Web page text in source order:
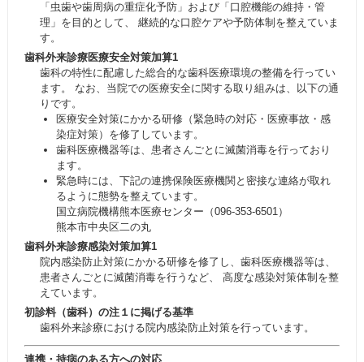
「虫歯や歯周病の重症化予防」および「口腔機能の維持・管
理」を目的として、 継続的な口腔ケアや予防体制を整えていま
す。
歯科外来診療医療安全対策加算1
歯科の特性に配慮した総合的な歯科医療環境の整備を行ってい
ます。 なお、当院での医療安全に関する取り組みは、以下の通
りです。
医療安全対策にかかる研修（緊急時の対応・医療事故・感
染症対策）を修了しています。
歯科医療機器等は、患者さんごとに滅菌消毒を行っており
ます。
緊急時には、下記の連携保険医療機関と密接な連絡が取れ
るように態勢を整えています。
国立病院機構熊本医療センター（096-353-6501）
熊本市中央区二の丸
歯科外来診療感染対策加算1
院内感染防止対策にかかる研修を修了し、歯科医療機器等は、
患者さんごとに滅菌消毒を行うなど、 高度な感染対策体制を整
えています。
初診料（歯科）の注１に掲げる基準
歯科外来診療における院内感染防止対策を行っています。
連携・持病のある方への対応